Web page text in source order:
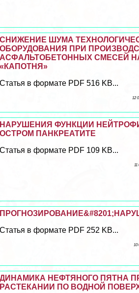
СНИЖЕНИЕ ШУМА
ОБОРУДОВАНИЯ ПРИ
АСФАЛЬТОБЕТОННЫХ СМЕСЕЙ
«КАПОТНЯ»
Статья в формате PDF 516 KB...
12
НАРУШЕНИЯ ФУНКЦИИ
ОСТРОМ ПАНКРЕАТИТЕ
Статья в формате PDF 109 KB...
11
Статья в формате PDF 252 KB...
10
ДИНАМИКА НЕФТЯНОГО ПЯТНА
РАСТЕКАНИИ ПО ВОДНОЙ